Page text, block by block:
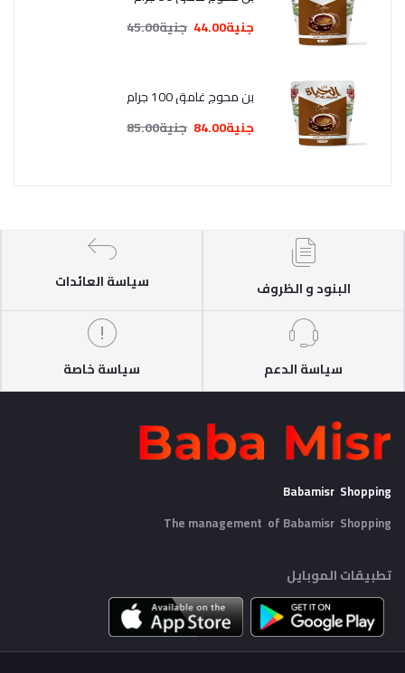
جنية44.00
جنية45.00
بن محوج غامق 100 جرام
جنية84.00
جنية85.00
البنود و الظروف سياسة العائدات
سياسة الدعم سياسة خاصة
Babamisr Shopping
The management of Babamisr Shopping
تطبيقات الموبايل